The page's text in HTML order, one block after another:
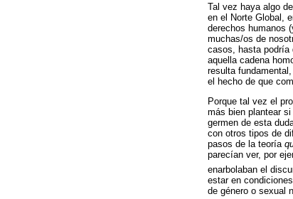
Tal vez haya algo
en el Norte Global,
derechos humanos
muchas/os de
casos, hasta podría
aquella cadena
resulta
el hecho de que
Porque tal vez el
más bien plantear
germen de esta
con otros tipos de
pasos de la teoría
parecían ver, por
enarbolaban el
estar en
de género o sexual